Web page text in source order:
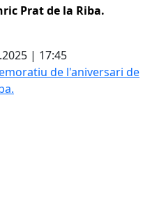
Prat de la Riba.
| 17:45
de l'aniversari de la